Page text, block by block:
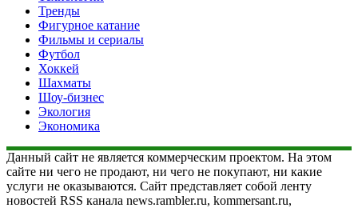
Тренды
Фигурное катание
Фильмы и сериалы
Футбол
Хоккей
Шахматы
Шоу-бизнес
Экология
Экономика
Данный сайт не является коммерческим проектом. На этом
сайте ни чего не продают, ни чего не покупают, ни какие
услуги не оказываются. Сайт представляет собой ленту
новостей RSS канала news.rambler.ru, kommersant.ru,